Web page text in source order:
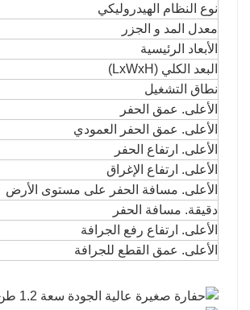
نوع النظام الهيدروليكي
معدل المد و الجزر
الأبعاد الرئيسية
البعد الكلي (LxWxH)
نطاق التشغيل
الأعلى. عمق الحفر
الأعلى. عمق الحفر العمودي
الأعلى. ارتفاع الحفر
الأعلى. ارتفاع الإغراق
الأعلى. مسافة الحفر على مستوى الأرض
دقيقة. مسافة الحفر
الأعلى. ارتفاع رفع الجرافة
الأعلى. عمق القطع للجرافة